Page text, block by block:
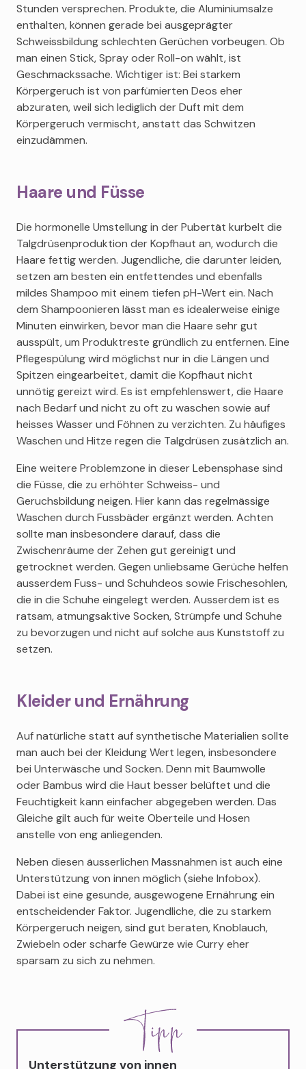
Stunden versprechen. Produkte, die Aluminiumsalze
enthalten, können gerade bei ausgeprägter
Schweissbildung schlechten Gerüchen vorbeugen. Ob
man einen Stick, Spray oder Roll-on wählt, ist
Geschmackssache. Wichtiger ist: Bei starkem
Körpergeruch ist von parfümierten Deos eher
abzuraten, weil sich lediglich der Duft mit dem
Körpergeruch vermischt, anstatt das Schwitzen
einzudämmen.
Haare und Füsse
Die hormonelle Umstellung in der Pubertät kurbelt die
Talgdrüsenproduktion der Kopfhaut an, wodurch die
Haare fettig werden. Jugendliche, die darunter leiden,
setzen am besten ein entfettendes und ebenfalls
mildes Shampoo mit einem tiefen pH-Wert ein. Nach
dem Shampoonieren lässt man es idealerweise einige
Minuten einwirken, bevor man die Haare sehr gut
ausspült, um Produktreste gründlich zu entfernen. Eine
Pflegespülung wird möglichst nur in die Längen und
Spitzen eingearbeitet, damit die Kopfhaut nicht
unnötig gereizt wird. Es ist empfehlenswert, die Haare
nach Bedarf und nicht zu oft zu waschen sowie auf
heisses Wasser und Föhnen zu verzichten. Zu häufiges
Waschen und Hitze regen die Talgdrüsen zusätzlich an.
Eine weitere Problemzone in dieser Lebensphase sind
die Füsse, die zu erhöhter Schweiss- und
Geruchsbildung neigen. Hier kann das regelmässige
Waschen durch Fussbäder ergänzt werden. Achten
sollte man insbesondere darauf, dass die
Zwischenräume der Zehen gut gereinigt und
getrocknet werden. Gegen unliebsame Gerüche helfen
ausserdem Fuss- und Schuhdeos sowie Frischesohlen,
die in die Schuhe eingelegt werden. Ausserdem ist es
ratsam, atmungsaktive Socken, Strümpfe und Schuhe
zu bevorzugen und nicht auf solche aus Kunststoff zu
setzen.
Kleider und Ernährung
Auf natürliche statt auf synthetische Materialien sollte
man auch bei der Kleidung Wert legen, insbesondere
bei Unterwäsche und Socken. Denn mit Baumwolle
oder Bambus wird die Haut besser belüftet und die
Feuchtigkeit kann einfacher abgegeben werden. Das
Gleiche gilt auch für weite Oberteile und Hosen
anstelle von eng anliegenden.
Neben diesen äusserlichen Massnahmen ist auch eine
Unterstützung von innen möglich (siehe Infobox).
Dabei ist eine gesunde, ausgewogene Ernährung ein
entscheidender Faktor. Jugendliche, die zu starkem
Körpergeruch neigen, sind gut beraten, Knoblauch,
Zwiebeln oder scharfe Gewürze wie Curry eher
sparsam zu sich zu nehmen.
Unterstützung von innen